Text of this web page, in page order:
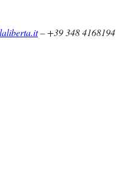
– +39 348 4168194